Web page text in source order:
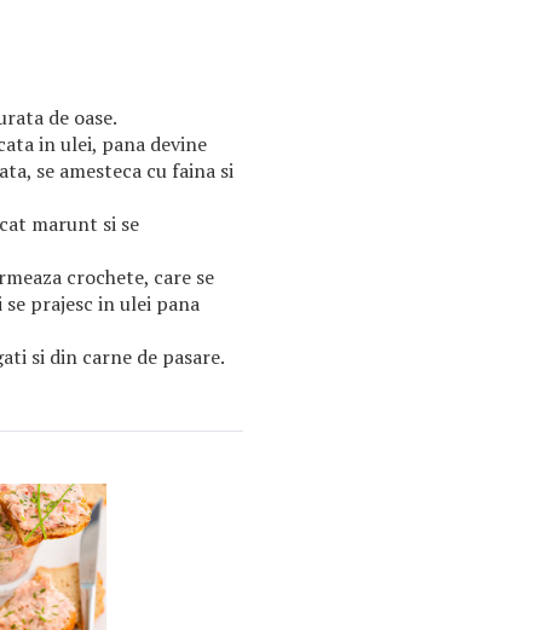
de oase.
in ulei, pana devine
se amesteca cu faina si
marunt si se
crochete, care se
prajesc in ulei pana
si din carne de pasare.